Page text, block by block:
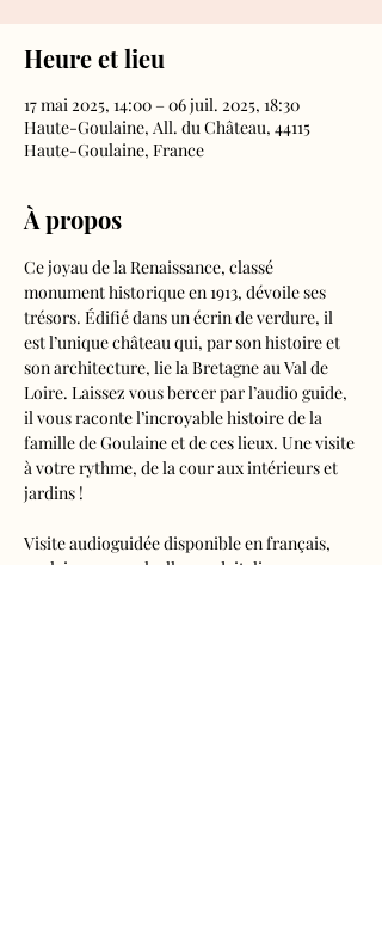
Heure et lieu
17 mai 2025, 14:00 – 06 juil. 2025, 18:30
Haute-Goulaine, All. du Château, 44115
Haute-Goulaine, France
À propos
Ce joyau de la Renaissance, classé
monument historique en 1913, dévoile ses
trésors. Édifié dans un écrin de verdure, il
est l’unique château qui, par son histoire et
son architecture, lie la Bretagne au Val de
Loire. Laissez vous bercer par l’audio guide,
il vous raconte l’incroyable histoire de la
famille de Goulaine et de ces lieux. Une visite
à votre rythme, de la cour aux intérieurs et
jardins !
Visite audioguidée disponible en français,
anglais, espagnol, allemand, italien,